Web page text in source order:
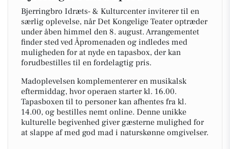
Bjerringbro Idræts- & Kulturcenter inviterer til en
særlig oplevelse, når Det Kongelige Teater optræder
under åben himmel den 8. august. Arrangementet
finder sted ved Åpromenaden og indledes med
muligheden for at nyde en tapasbox, der kan
forudbestilles til en fordelagtig pris.
Madoplevelsen komplementerer en musikalsk
eftermiddag, hvor operaen starter kl. 16.00.
Tapasboxen til to personer kan afhentes fra kl.
14.00, og bestilles nemt online. Denne unikke
kulturelle begivenhed giver gæsterne mulighed for
at slappe af med god mad i naturskønne omgivelser.